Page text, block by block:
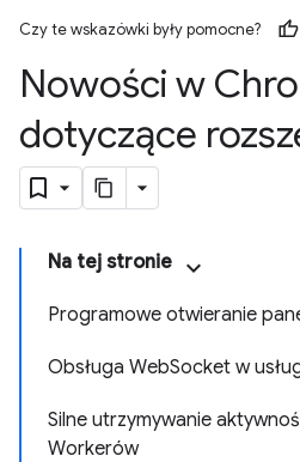
Czy te wskazówki były pomocne?
Nowości w
dotyczące
Na tej stronie
Programowe otwieranie
Obsługa WebSocket w
Silne utrzymywanie
Workerów